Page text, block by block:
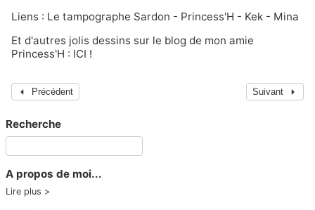
Liens : Le tampographe Sardon - Princess'H - Kek - Mina
Et d'autres jolis dessins sur le blog de mon amie
Princess'H : ICI !
Précédent Suivant
Recherche
A propos de moi...
Lire plus